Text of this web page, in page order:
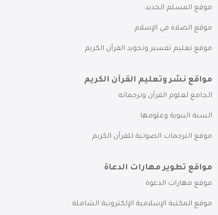
موقع المسلم الجديد
موقع الصلاة في الإسلام
موقع تعليم تفسير وتجويد القرآن الكريم
مواقع نشر وتعليم القرآن الكريم
الجامع لعلوم القرآن وترجماته
السنة النبوية وعلومها
موقع الترجمات الصوتية للقرآن الكريم
مواقع تطوير مهارات الدعاة
موقع مهارات الدعوة
موقع المكتبة الإسلامية الإلكترونية الشاملة